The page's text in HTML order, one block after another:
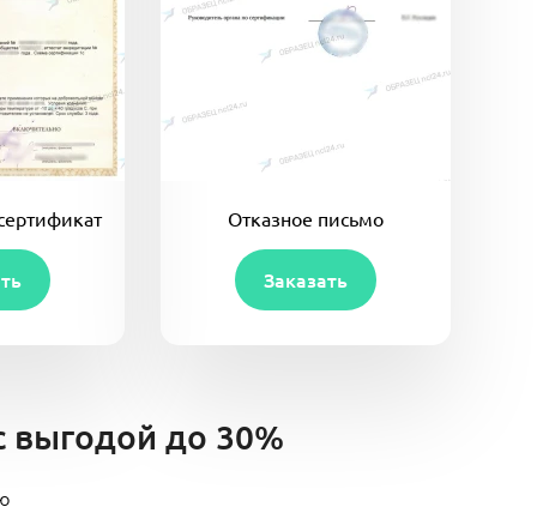
Отказное письмо
Заказать
выгодой до 30%